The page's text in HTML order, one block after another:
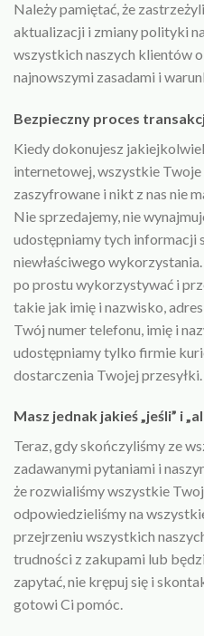
Należy pamiętać, że
aktualizacji i zmiany polityki
wszystkich naszych klientów
najnowszymi zasadami i
Bezpieczny proces
Kiedy dokonujesz
internetowej, wszystkie
zaszyfrowane i nikt z nas nie
Nie sprzedajemy, nie
udostępniamy tych informacji
niewłaściwego
po prostu wykorzystywać i
takie jak imię i nazwisko,
Twój numer telefonu, imię i
udostępniamy tylko firmie
dostarczenia Twojej przesyłki.
Masz jednak jakieś „jeśli” i
Teraz, gdy skończyliśmy ze
zadawanymi pytaniami i
że rozwialiśmy wszystkie
odpowiedzieliśmy na
przejrzeniu wszystkich
trudności z zakupami lub
zapytać, nie krępuj się i
gotowi Ci pomóc.